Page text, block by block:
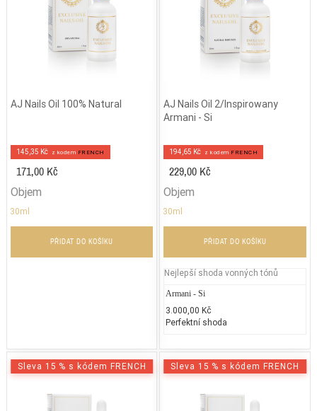
AJ Nails Oil 100% Natural
145,35 Kč z kodem FRENCH
171,00 Kč
Objem
30ml
PŘIDAT DO KOŠÍKU
AJ Nails Oil 2/Inspirowany
Armani - Si
194,65 Kč z kodem FRENCH
229,00 Kč
Objem
30ml
PŘIDAT DO KOŠÍKU
Nejlepší shoda vonných tónů
Armani - Si
3.000,00 Kč
Perfektní shoda
Sleva 15 % s kódem FRENCH Sleva 15 % s kódem FRENCH